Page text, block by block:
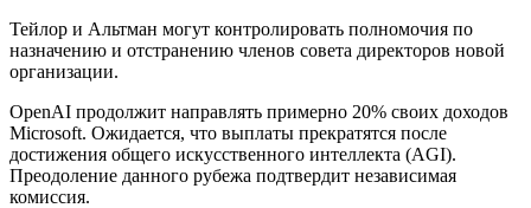
Тейлор и Альтман могут контролировать полномочия по
назначению и отстранению членов совета директоров новой
организации.
OpenAI продолжит направлять примерно 20% своих доходов
Microsoft. Ожидается, что выплаты прекратятся после
достижения общего искусственного интеллекта (AGI).
Преодоление данного рубежа подтвердит независимая
комиссия.